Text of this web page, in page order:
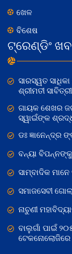
ଖେଳ
ବିଶେଷ
ଟ୍ରେଣ୍ଡିଂ
ସାରସ୍ୱତ
ଶ୍ରୀମତୀ
ଗାୟକ ଶେଖର
ସ୍ୱାଇଁଙ୍କ
ଡଃ ଜ୍ଞାନେନ୍ଦ୍ର
ବନ୍ୟା
ସାମ୍ବାଦିକ
ସମାଜସେବୀ
ନାଚୁଣୀ
ବାଲୁଗାଁ ପାଇଁ
ଟେକନୋଲୋଜିରେ